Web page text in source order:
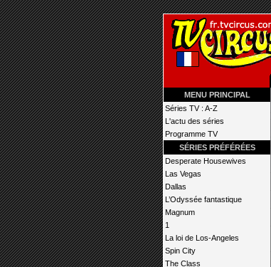
MENU PRINCIPAL
Séries TV : A-Z
L'actu des séries
Programme TV
SÉRIES PRÉFÉRÉES
Desperate Housewives
Las Vegas
Dallas
L’Odyssée fantastique
Magnum
1
La loi de Los-Angeles
Spin City
The Class